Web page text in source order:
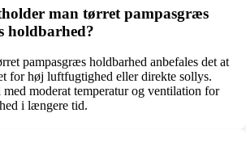
man tørret pampasgræs
holdbarhed?
pampasgræs holdbarhed anbefales det at
for høj luftfugtighed eller direkte sollys.
med moderat temperatur og ventilation for
i længere tid.